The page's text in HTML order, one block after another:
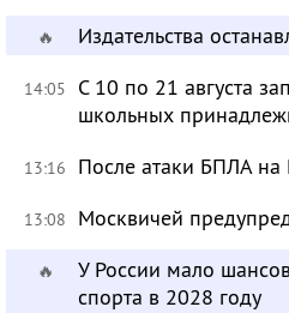
🔥 Издательства
14:05
С 10 по 21 августа
школьных
13:16 После атаки БПЛА на
13:08 Москвичей
🔥
У России мало
спорта в 2028 году